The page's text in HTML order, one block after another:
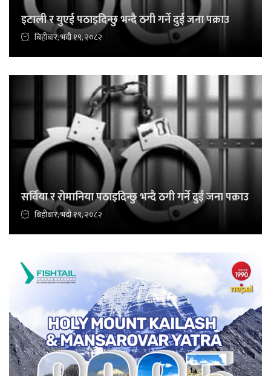
इटाली र युएई पठाइदिन्छु भन्दै ठगी गर्ने दुई जना पक्राउ
बिहीबार, भदौ १९, २०८२
सर्विया र रोमानिया पठाइदिन्छु भन्दै ठगी गर्ने दुई जना पक्राउ
बिहीबार, भदौ १९, २०८२